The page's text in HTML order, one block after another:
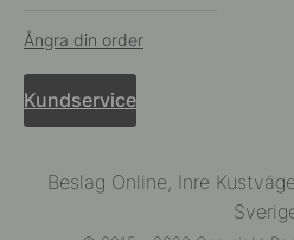
Ångra din order
Kundservice
Beslag Online, Inre